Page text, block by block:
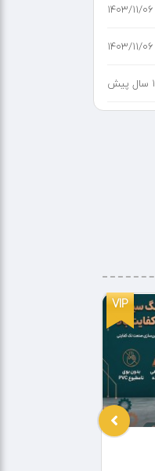
۱۴۰۳/۱۱/۰۶
۱۴۰۳/۱۱/۰۶
1 سال پیش
VIP